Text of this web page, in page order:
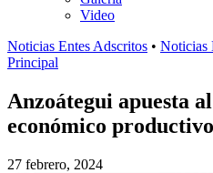
Video
Noticias Entes Adscritos • Noticias
Principal
Anzoátegui apuesta
económico productivo
27 febrero, 2024